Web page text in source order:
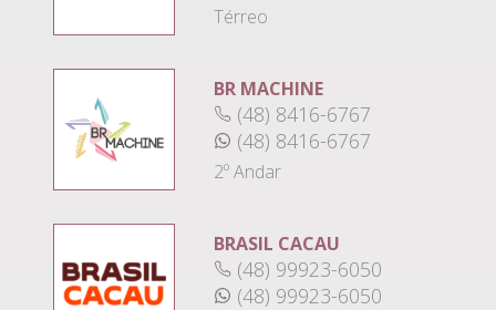
Térreo
BR MACHINE
(48) 8416-6767
(48) 8416-6767
2º Andar
BRASIL CACAU
(48) 99923-6050
(48) 99923-6050